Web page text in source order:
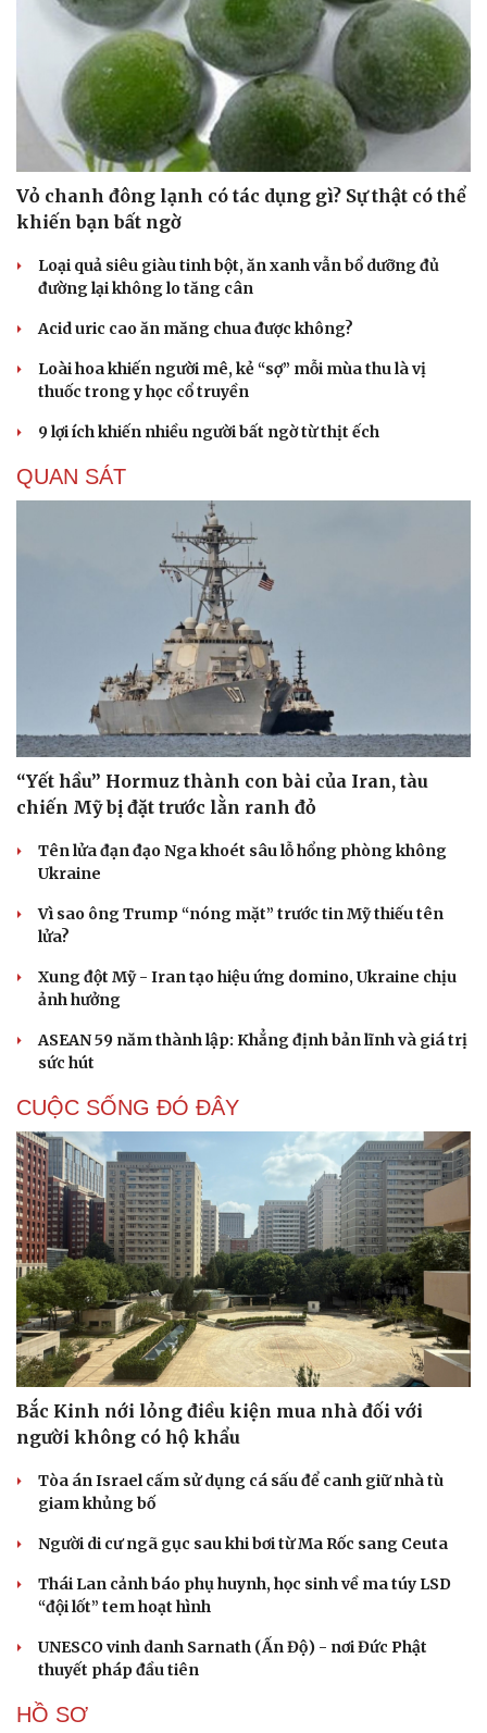
Vỏ chanh đông lạnh có tác dụng gì? Sự thật có thể
khiến bạn bất ngờ
Loại quả siêu giàu tinh bột, ăn xanh vẫn bổ dưỡng đủ
đường lại không lo tăng cân
Acid uric cao ăn măng chua được không?
Loài hoa khiến người mê, kẻ “sợ” mỗi mùa thu là vị
thuốc trong y học cổ truyền
9 lợi ích khiến nhiều người bất ngờ từ thịt ếch
QUAN SÁT
“Yết hầu” Hormuz thành con bài của Iran, tàu
chiến Mỹ bị đặt trước lằn ranh đỏ
Tên lửa đạn đạo Nga khoét sâu lỗ hổng phòng không
Ukraine
Vì sao ông Trump “nóng mặt” trước tin Mỹ thiếu tên
lửa?
Xung đột Mỹ - Iran tạo hiệu ứng domino, Ukraine chịu
ảnh hưởng
ASEAN 59 năm thành lập: Khẳng định bản lĩnh và giá trị
sức hút
CUỘC SỐNG ĐÓ ĐÂY
Bắc Kinh nới lỏng điều kiện mua nhà đối với
người không có hộ khẩu
Tòa án Israel cấm sử dụng cá sấu để canh giữ nhà tù
giam khủng bố
Người di cư ngã gục sau khi bơi từ Ma Rốc sang Ceuta
Thái Lan cảnh báo phụ huynh, học sinh về ma túy LSD
“đội lốt” tem hoạt hình
UNESCO vinh danh Sarnath (Ấn Độ) - nơi Đức Phật
thuyết pháp đầu tiên
HỒ SƠ